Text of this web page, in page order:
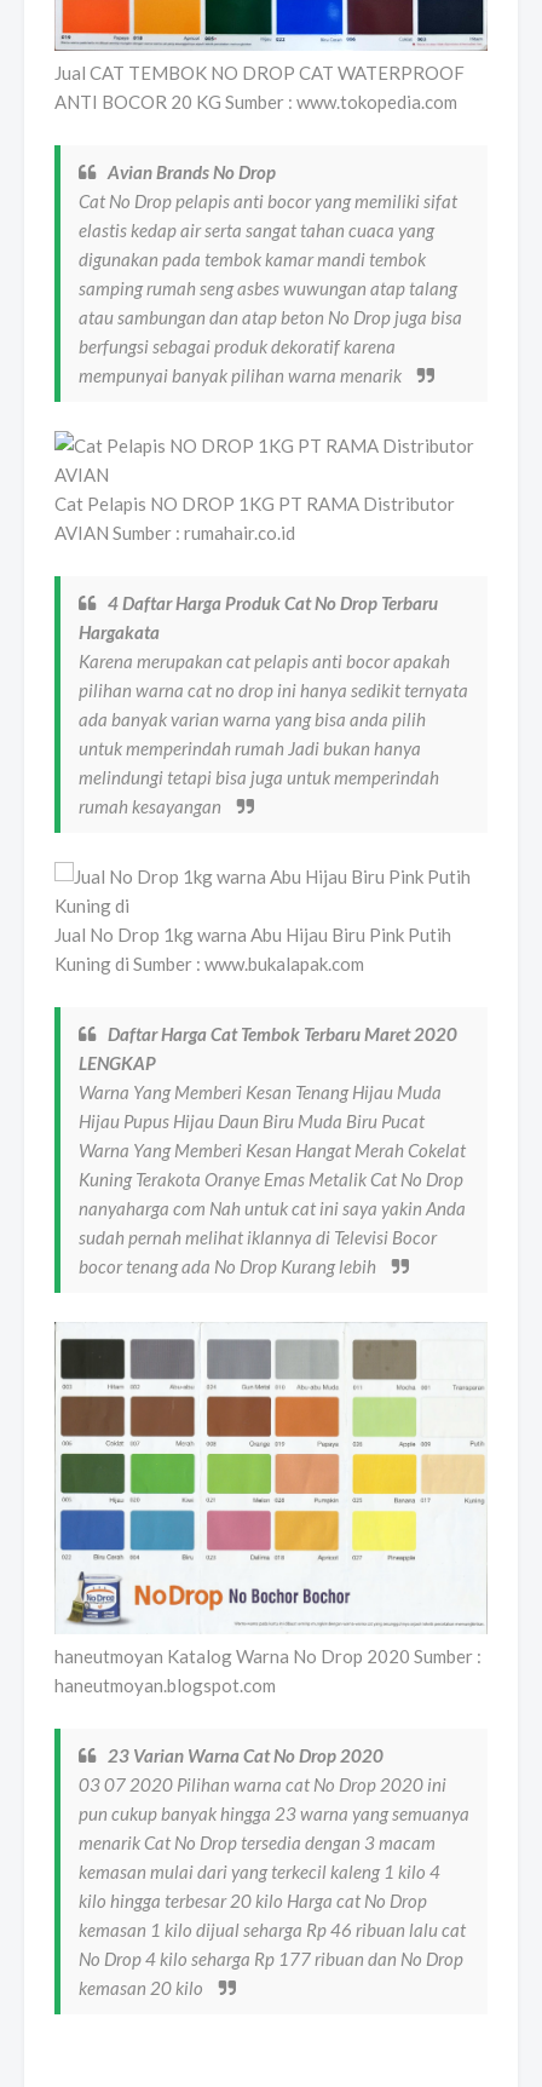
Jual CAT TEMBOK NO DROP CAT WATERPROOF
ANTI BOCOR 20 KG Sumber : www.tokopedia.com
Avian Brands No Drop
Cat No Drop pelapis anti bocor yang memiliki sifat
elastis kedap air serta sangat tahan cuaca yang
digunakan pada tembok kamar mandi tembok
samping rumah seng asbes wuwungan atap talang
atau sambungan dan atap beton No Drop juga bisa
berfungsi sebagai produk dekoratif karena
mempunyai banyak pilihan warna menarik
Cat Pelapis NO DROP 1KG PT RAMA Distributor
AVIAN Sumber : rumahair.co.id
4 Daftar Harga Produk Cat No Drop Terbaru
Hargakata
Karena merupakan cat pelapis anti bocor apakah
pilihan warna cat no drop ini hanya sedikit ternyata
ada banyak varian warna yang bisa anda pilih
untuk memperindah rumah Jadi bukan hanya
melindungi tetapi bisa juga untuk memperindah
rumah kesayangan
Jual No Drop 1kg warna Abu Hijau Biru Pink Putih
Kuning di Sumber : www.bukalapak.com
Daftar Harga Cat Tembok Terbaru Maret 2020
LENGKAP
Warna Yang Memberi Kesan Tenang Hijau Muda
Hijau Pupus Hijau Daun Biru Muda Biru Pucat
Warna Yang Memberi Kesan Hangat Merah Cokelat
Kuning Terakota Oranye Emas Metalik Cat No Drop
nanyaharga com Nah untuk cat ini saya yakin Anda
sudah pernah melihat iklannya di Televisi Bocor
bocor tenang ada No Drop Kurang lebih
haneutmoyan Katalog Warna No Drop 2020 Sumber :
haneutmoyan.blogspot.com
23 Varian Warna Cat No Drop 2020
03 07 2020 Pilihan warna cat No Drop 2020 ini
pun cukup banyak hingga 23 warna yang semuanya
menarik Cat No Drop tersedia dengan 3 macam
kemasan mulai dari yang terkecil kaleng 1 kilo 4
kilo hingga terbesar 20 kilo Harga cat No Drop
kemasan 1 kilo dijual seharga Rp 46 ribuan lalu cat
No Drop 4 kilo seharga Rp 177 ribuan dan No Drop
kemasan 20 kilo